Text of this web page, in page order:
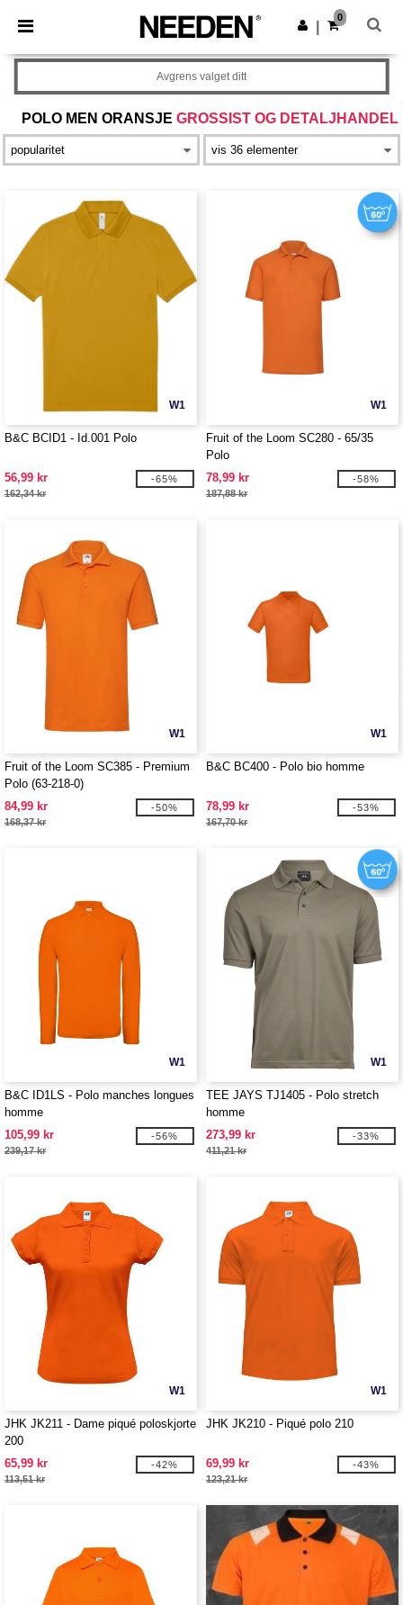
× Needen-app
Bedre priser i appen!
Last ned app
0
POLO MEN ORANSJE GROSSIST OG DETALJHANDEL
Avgrens valget ditt
W1
B&C BCID1 - Id.001 Polo
56,99 kr
162,34 kr
-65%
W1
Fruit of the Loom SC280 - 65/35
Polo
78,99 kr
187,88 kr
-58%
W1
Fruit of the Loom SC385 - Premium
Polo (63-218-0)
84,99 kr
168,37 kr
-50%
W1
B&C BC400 - Polo bio homme
78,99 kr
167,70 kr
-53%
W1
B&C ID1LS - Polo manches longues
homme
105,99 kr
239,17 kr
-56%
W1
TEE JAYS TJ1405 - Polo stretch
homme
273,99 kr
411,21 kr
-33%
W1
JHK JK211 - Dame piqué poloskjorte
200
65,99 kr
113,51 kr
-42%
W1
JHK JK210 - Piqué polo 210
69,99 kr
123,21 kr
-43%